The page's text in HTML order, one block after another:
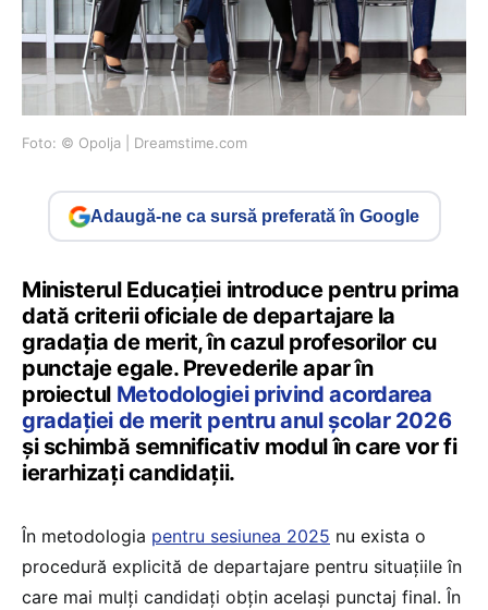
Foto: © Opolja | Dreamstime.com
Adaugă-ne ca sursă preferată în Google
Ministerul Educației introduce pentru prima
dată criterii oficiale de departajare la
gradația de merit, în cazul profesorilor cu
punctaje egale. Prevederile apar în
proiectul Metodologiei privind acordarea
gradației de merit pentru anul școlar 2026
și schimbă semnificativ modul în care vor fi
ierarhizați candidații.
În metodologia pentru sesiunea 2025 nu exista o
procedură explicită de departajare pentru situațiile în
care mai mulți candidați obțin același punctaj final. În